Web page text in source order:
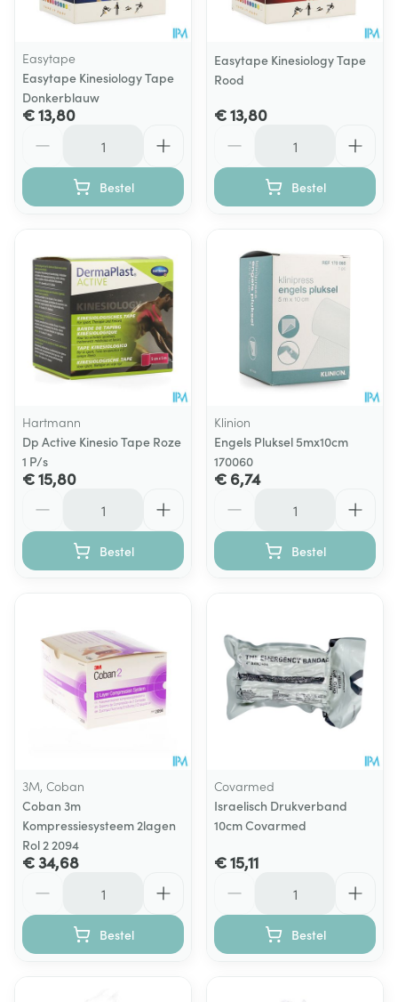
Easytape
Easytape Kinesiology Tape
Donkerblauw
€ 13,80
Bestel
Easytape Kinesiology Tape
Rood
€ 13,80
Bestel
Hartmann
Dp Active Kinesio Tape Roze
1 P/s
€ 15,80
Bestel
Klinion
Engels Pluksel 5mx10cm
170060
€ 6,74
Bestel
3M, Coban
Coban 3m
Kompressiesysteem 2lagen
Rol 2 2094
€ 34,68
Bestel
Covarmed
Israelisch Drukverband
10cm Covarmed
€ 15,11
Bestel